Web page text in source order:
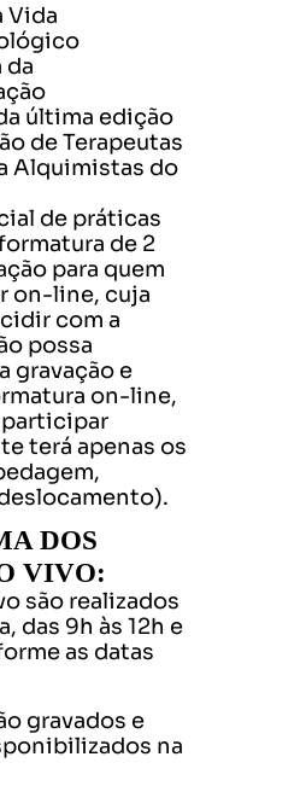
Vida
última edição
de Terapeutas
Alquimistas do
de práticas
de 2
para quem
on-line, cuja
com a
possa
gravação e
on-line,
participar
terá apenas os
DOS
VIVO:
são realizados
das 9h às 12h e
as datas
gravados e
na